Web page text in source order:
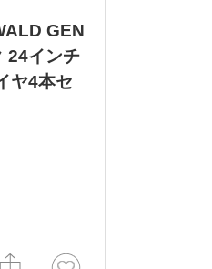
GEN
24インチ
ヤ4本セ